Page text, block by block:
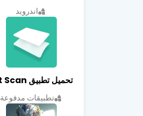
اندرويد
تطبيقات مدفوعة